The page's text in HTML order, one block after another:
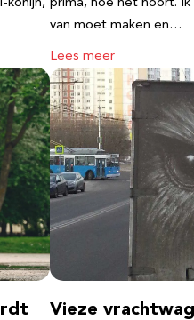
konijn, prima, hoe het hoort.
van moet maken en…
Lees meer
Vieze